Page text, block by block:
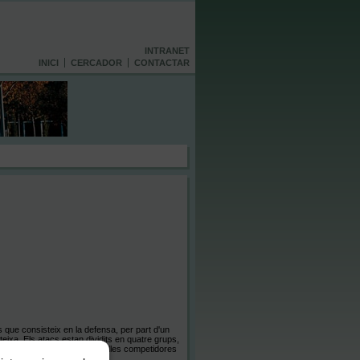
INTRANET
INICI
CERCADOR CONTACTAR
que consisteix en la defensa, per part d'un
Els atacs estan dividits en quatre grups,
l'Arbitre Central. Les parelles competidores